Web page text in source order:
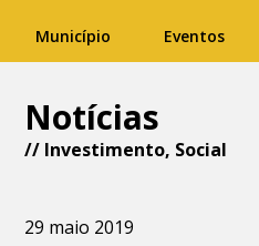
Município Eventos
Notícias
// Investimento, Social
29 maio 2019